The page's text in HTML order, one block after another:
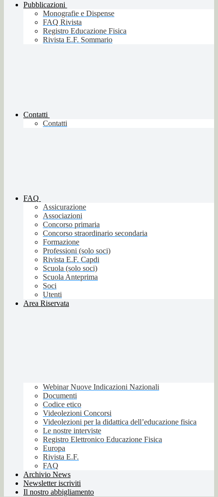
Pubblicazioni
Monografie e Dispense
FAQ Rivista
Registro Educazione Fisica
Rivista E.F. Sommario
Contatti
Contatti
FAQ
Assicurazione
Associazioni
Concorso primaria
Concorso straordinario secondaria
Formazione
Professioni (solo soci)
Rivista E.F. Capdi
Scuola (solo soci)
Scuola Anteprima
Soci
Utenti
Area Riservata
Webinar Nuove Indicazioni Nazionali
Documenti
Codice etico
Videolezioni Concorsi
Videolezioni per la didattica dell’educazione fisica
Le nostre interviste
Registro Elettronico Educazione Fisica
Europa
Rivista E.F.
FAQ
Archivio News
Newsletter iscriviti
Il nostro abbigliamento